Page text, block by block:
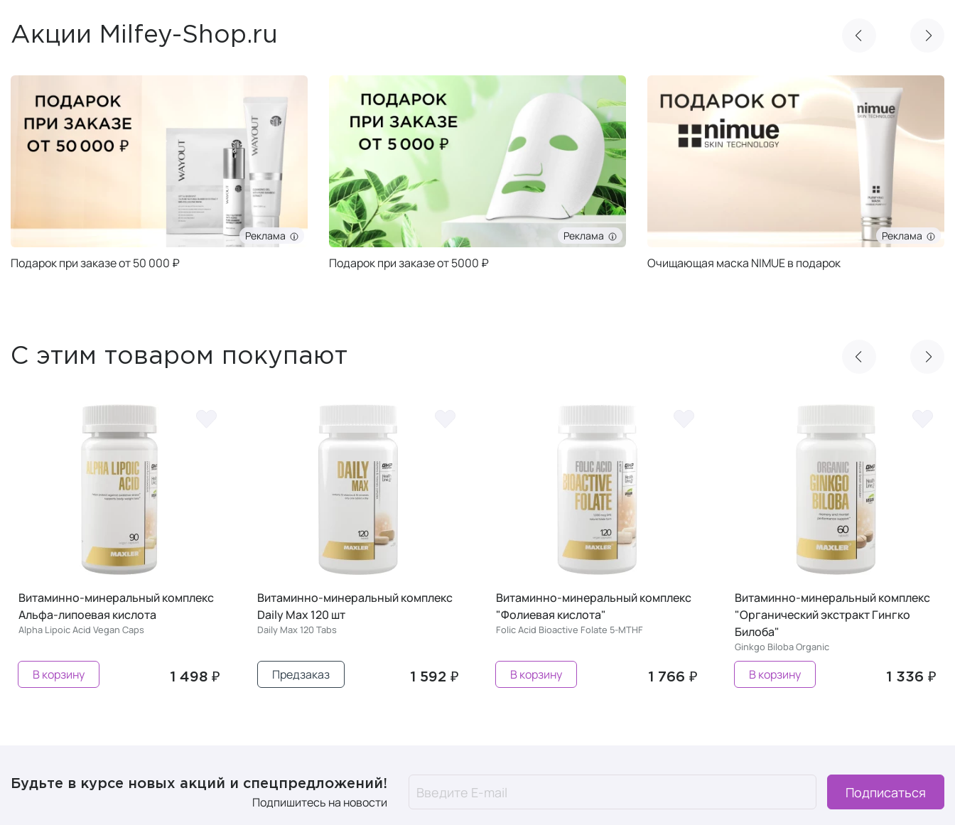
Акции Milfey-Shop.ru
Реклама
Подарок при заказе от 50 000 ₽
Реклама
Подарок при заказе от 5000 ₽
Реклама
Очищающая маска NIMUE в подарок
С этим товаром покупают
Витаминно-минеральный комплекс
Альфа-липоевая кислота
Alpha Lipoic Acid Vegan Caps
1 498 ₽
В корзину
Витаминно-минеральный комплекс
Daily Max 120 шт
Daily Max 120 Tabs
1 592 ₽
Предзаказ
Витаминно-минеральный комплекс
"Фолиевая кислота"
Folic Acid Bioactive Folate 5-MTHF
1 766 ₽
В корзину
Витаминно-минеральный комплекс
"Органический экстракт Гингко
Билоба"
Ginkgo Biloba Organic
1 336 ₽
В корзину
Будьте в курсе новых акций и спецпредложений!
Подпишитесь на новости
Подписаться